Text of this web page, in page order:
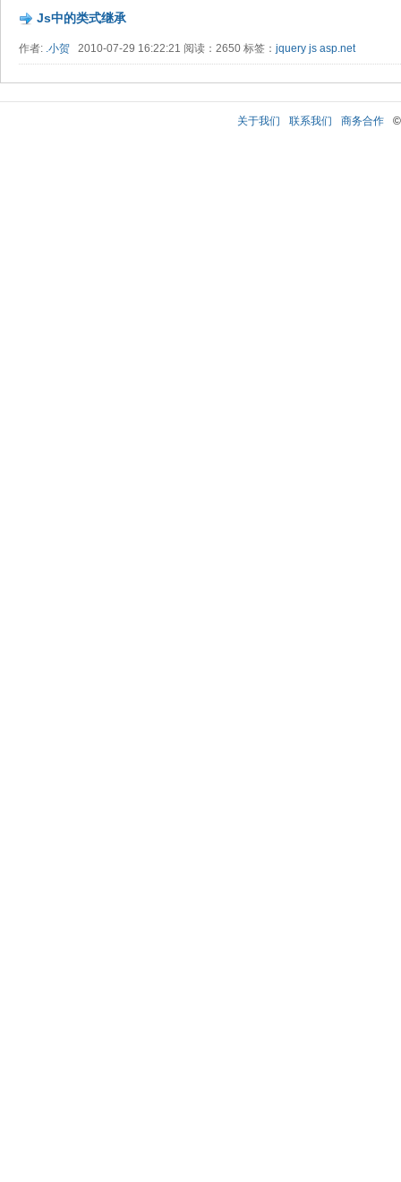
Js中的类式继承
作者: .小贺 2010-07-29 16:22:21 阅读：2650 标签： jquery js asp.net
关于我们 联系我们 商务合作